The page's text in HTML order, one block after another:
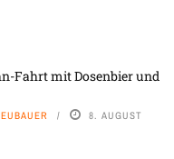
Fahrt mit Dosenbier und
8. AUGUST